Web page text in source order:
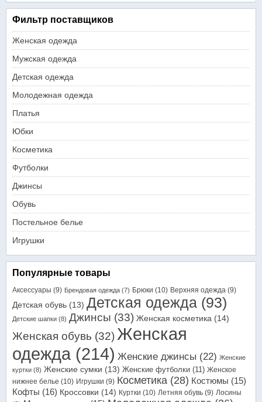
Фильтр поставщиков
Женская одежда
Мужская одежда
Детская одежда
Молодежная одежда
Платья
Юбки
Косметика
Футболки
Джинсы
Обувь
Постельное белье
Игрушки
Популярные товары
Аксессуары (9) Брендовая одежда (7) Брюки (10) Верхняя одежда (9)
Детская обувь (13) Детская одежда (93)
Детские шапки (8) Джинсы (33) Женская косметика (14)
Женская обувь (32) Женская
одежда (214) Женские джинсы (22) Женские
куртки (8) Женские сумки (13) Женские футболки (11) Женское
нижнее белье (10) Игрушки (9) Косметика (28) Костюмы (15)
Кофты (16) Кроссовки (14) Куртки (10) Летняя обувь (9) Лосины